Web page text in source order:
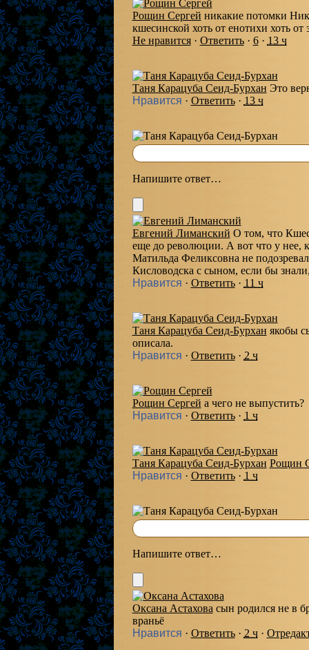
Рощин Сергей никакие потомки
кшесинской хоть от енотихи хоть от
Не нравится· Ответить· 6· 13 ч
Таня Карацуба Сеид-Бурхан Это
Нравится · Ответить· 13 ч
Напишите ответ…
Евгений Лиманский О том, что
еще до революции. А вот что у нее,
Матильда Феликсовна не
Кисловодска с сыном, если бы
Нравится · Ответить· 11 ч
Таня Карацуба Сеид-Бурхан якобы
описала.
Нравится · Ответить· 2 ч
Рощин Сергей а чего не выпустить?
Нравится · Ответить· 1 ч
Таня Карацуба Сеид-Бурхан Рощин
Нравится · Ответить· 1 ч
Напишите ответ…
Оксана Астахова сын родился не в
враньё
Нравится · Ответить· 2 ч·